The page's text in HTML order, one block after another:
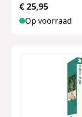
€ 25,95
Op voorraad